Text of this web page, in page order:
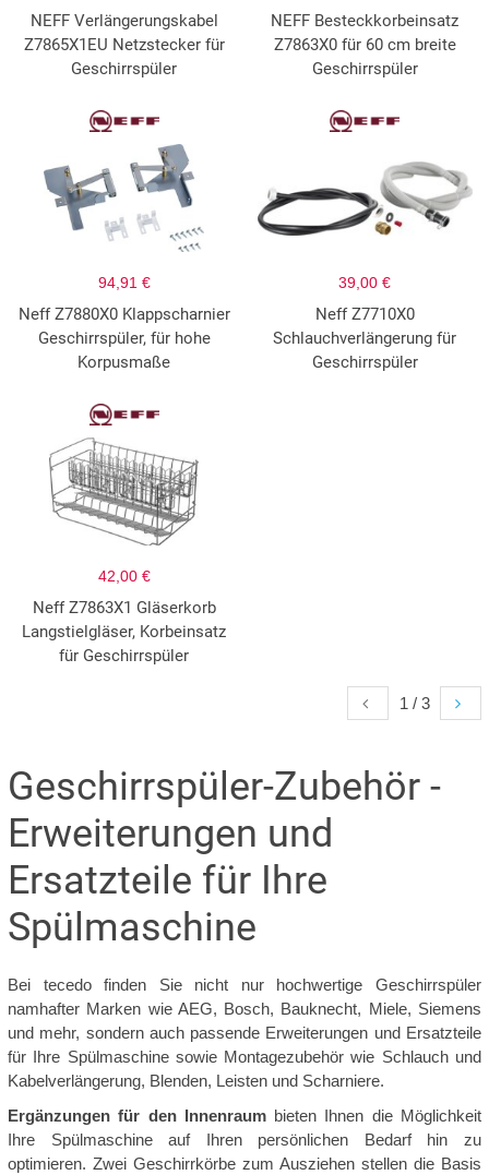
NEFF Verlängerungskabel
Z7865X1EU Netzstecker für
Geschirrspüler
NEFF Besteckkorbeinsatz
Z7863X0 für 60 cm breite
Geschirrspüler
94,91 €
Neff Z7880X0 Klappscharnier
Geschirrspüler, für hohe
Korpusmaße
39,00 €
Neff Z7710X0
Schlauchverlängerung für
Geschirrspüler
42,00 €
Neff Z7863X1 Gläserkorb
Langstielgläser, Korbeinsatz
für Geschirrspüler
1 / 3
Geschirrspüler-Zubehör -
Erweiterungen und
Ersatzteile für Ihre
Spülmaschine
Bei tecedo finden Sie nicht nur hochwertige Geschirrspüler
namhafter Marken wie AEG, Bosch, Bauknecht, Miele, Siemens
und mehr, sondern auch passende Erweiterungen und Ersatzteile
für Ihre Spülmaschine sowie Montagezubehör wie Schlauch und
Kabelverlängerung, Blenden, Leisten und Scharniere.
Ergänzungen für den Innenraumbieten Ihnen die Möglichkeit
Ihre Spülmaschine auf Ihren persönlichen Bedarf hin zu
optimieren. Zwei Geschirrkörbe zum Ausziehen stellen die Basis